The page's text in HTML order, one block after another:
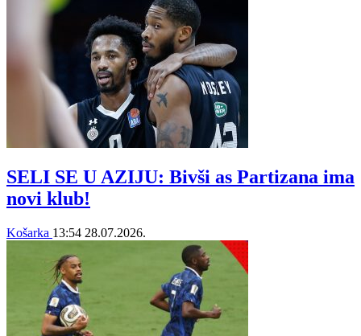
SELI SE U AZIJU: Bivši as Partizana ima
novi klub!
Košarka 13:54 28.07.2026.